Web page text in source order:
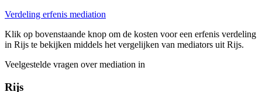
Verdeling erfenis mediation
Klik op bovenstaande knop om de kosten voor een erfenis verdeling
in Rijs te bekijken middels het vergelijken van mediators uit Rijs.
Veelgestelde vragen over mediation in
Rijs